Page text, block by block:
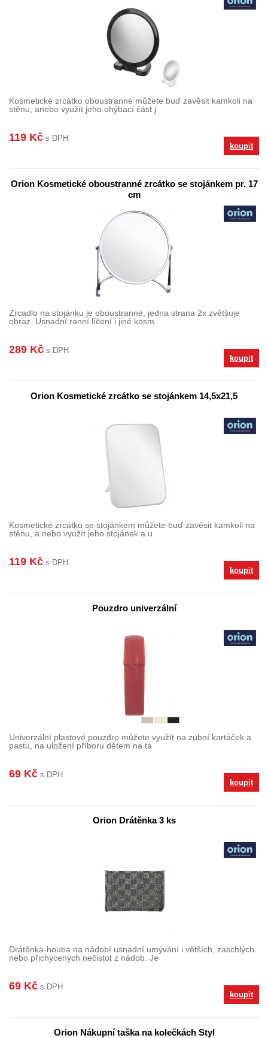
Kosmetické zrcátko oboustranné můžete buď zavěsit kamkoli na
stěnu, anebo využít jeho ohýbací část j
119 Kč s DPH
koupit
Orion Kosmetické oboustranné zrcátko se stojánkem pr. 17
cm
Zrcadlo na stojánku je oboustranné, jedna strana 2x zvětšuje
obraz. Usnadní ranní líčení i jiné kosm
289 Kč s DPH
koupit
Orion Kosmetické zrcátko se stojánkem 14,5x21,5
Kosmetické zrcátko se stojánkem můžete buď zavěsit kamkoli na
stěnu, a nebo využít jeho stojánek a u
119 Kč s DPH
koupit
Pouzdro univerzální
Univerzální plastové pouzdro můžete využít na zubní kartáček a
pastu, na uložení příboru dětem na tá
69 Kč s DPH
koupit
Orion Drátěnka 3 ks
Drátěnka-houba na nádobí usnadní umývání i větších, zaschlých
nebo přichycených nečistot z nádob. Je
69 Kč s DPH
koupit
Orion Nákupní taška na kolečkách Styl